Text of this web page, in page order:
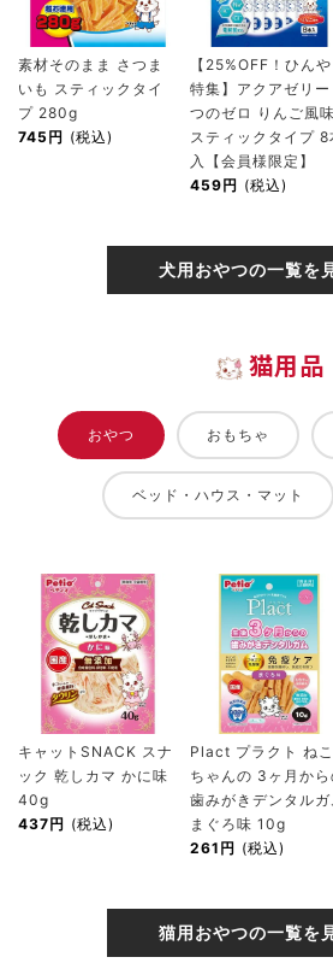
素材そのまま さつま
いも スティックタイ
プ 280g
745円 (税込)
【25%OFF！ひんや
特集】アクアゼリ
つのゼロ りんご風味
スティックタイプ 8
入【会員様限定】
459円 (税込)
犬用おやつの一覧を
猫用品
おやつ おもちゃ
ベッド・ハウス・マット
キャットSNACK スナ
ック 乾しカマ かに味
40g
437円 (税込)
Plact プラクト ねこ
ちゃんの 3ヶ月から
歯みがきデンタルガ
まぐろ味 10g
261円 (税込)
猫用おやつの一覧を